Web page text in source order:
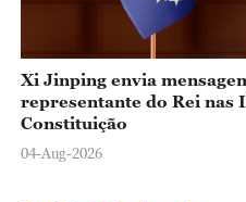
Xi Jinping envia
representante do Rei nas
Constituição
04-Aug-2026